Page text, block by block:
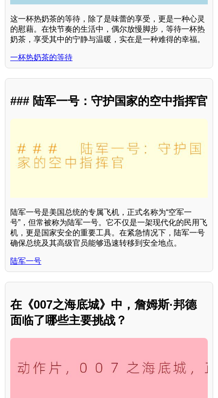
这一杯热奶茶的等待，除了是味蕾的享受，更是一种心灵
的慰藉。在快节奏的生活中，偶尔放慢脚步，等待一杯热
奶茶，享受其中的宁静与温暖，实在是一种难得的幸福。
一杯热奶茶的等待
### 陆军一号：守护国家的空中指挥官
陆军一号是美国总统的专属飞机，正式名称为“空军一
号”，但常被称为陆军一号。它不仅是一架现代化的民用飞
机，更是国家安全的重要工具。在紧急情况下，陆军一号
确保总统及其高级官员能够迅速转移到安全地点。
陆军一号
在《007之海底城》中，詹姆斯·邦德
面临了哪些主要挑战？